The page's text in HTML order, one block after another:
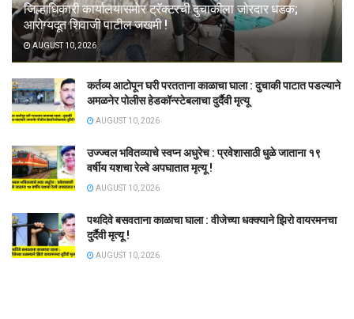
जिल्हाधिकारी कार्यालयासमोर ट्रॅक्टरची दुचाकीला जोरदार धडक;
आरोग्यदूत शिवाजी पाटील जखमी !
AUGUST 10, 2026
कर्तव्य आटोपून घरी परतताना काळाचा घाला : दुचाकी पाटात पडल्याने
अमळनेर पोलीस हेडकॉन्स्टेबलाचा दुर्दैवी मृत्यू
AUGUST 10, 2026
उज्ज्वल भवितव्याचे स्वप्न अधुरेच : प्रवेशासाठी धुळे जाताना १९
वर्षीय यशचा रेल्वे अपघातात मृत्यू !
AUGUST 10, 2026
पथदिवे बसवताना काळाचा घाला : वीजेच्या धक्क्याने झिरो वायरमनचा
दुर्दैवी मृत्यू !
AUGUST 10, 2026